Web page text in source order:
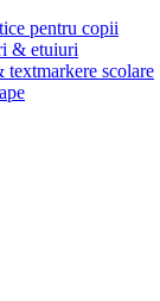
pentru copii
& etuiuri
textmarkere scolare